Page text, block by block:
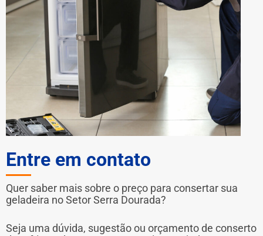
Entre em contato
Quer saber mais sobre o preço para consertar sua
geladeira no Setor Serra Dourada?
Seja uma dúvida, sugestão ou orçamento de conserto